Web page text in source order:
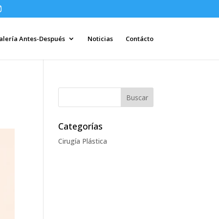
Antes-Después Noticias Contácto
Categorías
Cirugía Plástica